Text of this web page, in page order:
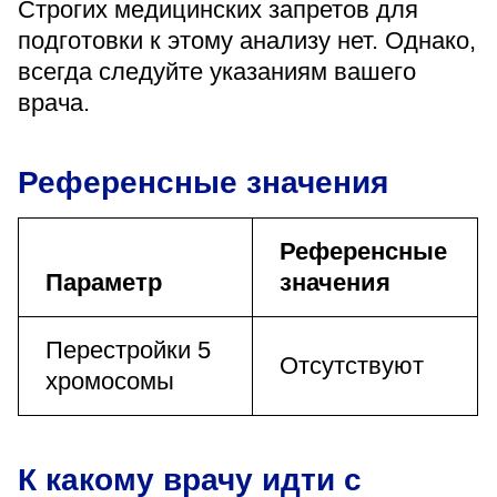
Строгих медицинских запретов для
подготовки к этому анализу нет. Однако,
всегда следуйте указаниям вашего
врача.
Референсные значения
Параметр
Референсные
значения
Перестройки 5
хромосомы
Отсутствуют
К какому врачу идти с